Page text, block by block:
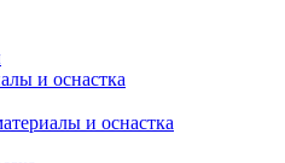
и оснастка
и оснастка